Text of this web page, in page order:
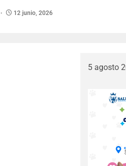
12 junio, 2026
5 agosto